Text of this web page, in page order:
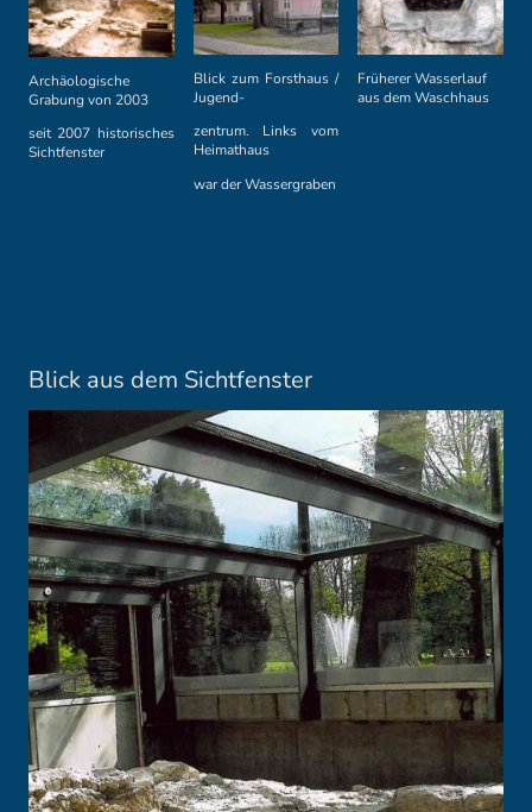
Archäologische
Grabung von 2003
seit 2007 historisches
Sichtfenster
Blick zum Forsthaus /
Jugend-
zentrum. Links vom
Heimathaus
war der Wassergraben
Früherer Wasserlauf
aus dem Waschhaus
Blick aus dem Sichtfenster